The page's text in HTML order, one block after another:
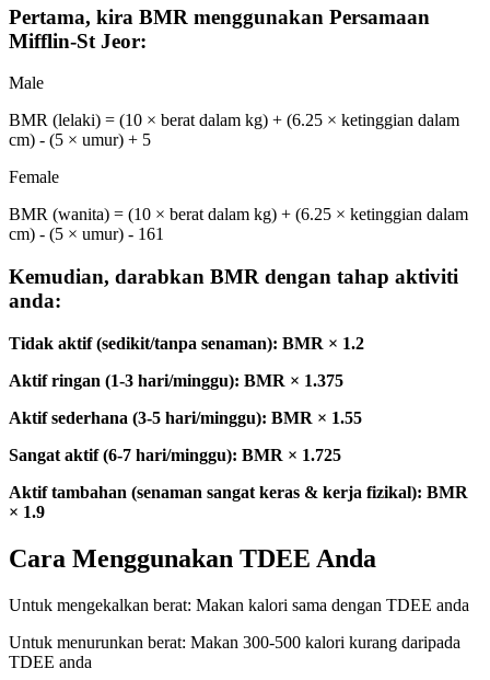
Pertama, kira BMR menggunakan Persamaan
Mifflin-St Jeor:
Male
BMR (lelaki) = (10 × berat dalam kg) + (6.25 × ketinggian dalam
cm) - (5 × umur) + 5
Female
BMR (wanita) = (10 × berat dalam kg) + (6.25 × ketinggian dalam
cm) - (5 × umur) - 161
Kemudian, darabkan BMR dengan tahap aktiviti
anda:
Tidak aktif (sedikit/tanpa senaman): BMR × 1.2
Aktif ringan (1-3 hari/minggu): BMR × 1.375
Aktif sederhana (3-5 hari/minggu): BMR × 1.55
Sangat aktif (6-7 hari/minggu): BMR × 1.725
Aktif tambahan (senaman sangat keras & kerja fizikal): BMR
× 1.9
Cara Menggunakan TDEE Anda
Untuk mengekalkan berat: Makan kalori sama dengan TDEE anda
Untuk menurunkan berat: Makan 300-500 kalori kurang daripada
TDEE anda